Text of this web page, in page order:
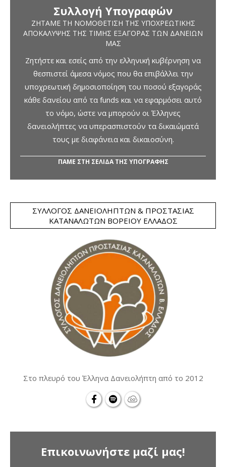
Συλλογή Υπογραφών
ΖΗΤΆΜΕ ΤΗ ΝΟΜΟΘΈΤΙΣΗ ΤΗΣ ΥΠΟΧΡΕΩΤΙΚΉΣ
ΑΠΟΚΆΛΥΨΗΣ ΤΗΣ ΤΙΜΉΣ ΕΞΑΓΟΡΆΣ ΤΩΝ ΔΑΝΕΊΩΝ
ΜΑΣ
Ζητήστε και εσείς από την ελληνική κυβέρνηση να
θεσπιστεί άμεσα νόμος που θα επιβάλλει την
υποχρεωτική δημοσιοποίηση του ποσού εξαγοράς
κάθε δανείου από τα funds και να εφαρμόσει αυτό
το νόμο, ώστε να μπορούν οι Έλληνες
δανειολήπτες να υπερασπιστούν τα δικαιώματά
τους με διαφάνεια και δικαιοσύνη.
ΠΑΜΕ ΣΤΗ ΣΕΛΙΔΑ ΤΗΣ ΥΠΟΓΡΑΦΗΣ
ΣΎΛΛΟΓΟΣ ΔΑΝΕΙΟΛΗΠΤΏΝ & ΠΡΟΣΤΑΣΊΑΣ
ΚΑΤΑΝΑΛΩΤΏΝ ΒΟΡΕΊΟΥ ΕΛΛΆΔΟΣ
Στο πλευρό του Έλληνα Δανειολήπτη από το 2012
Επικοινωνήστε μαζί μας!